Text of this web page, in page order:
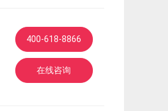
400-618-8866
在线咨询